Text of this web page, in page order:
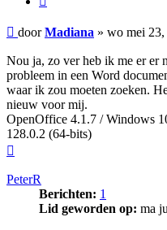
Bericht
doorMadiana » wo mei
Nou ja, zo ver heb ik me er er
probleem in een Word
waar ik zou moeten zoeken.
nieuw voor mij.
OpenOffice 4.1.7 / Windows
128.0.2 (64-bits)
PeterR
Berichten: 1
Lid geworden op: ma